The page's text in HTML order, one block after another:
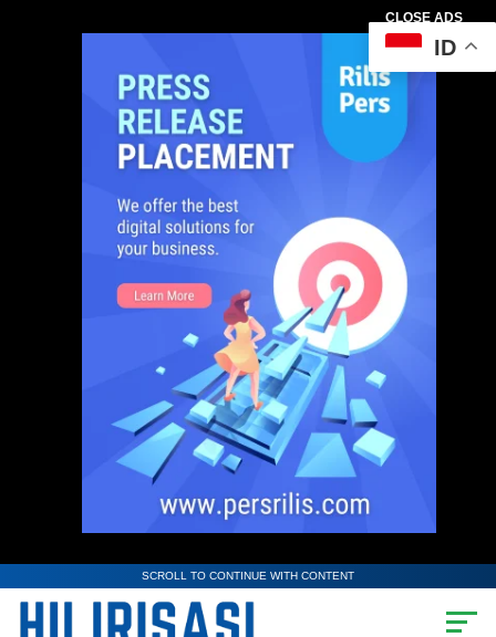
CLOSE ADS
SCROLL TO CONTINUE WITH CONTENT
ID